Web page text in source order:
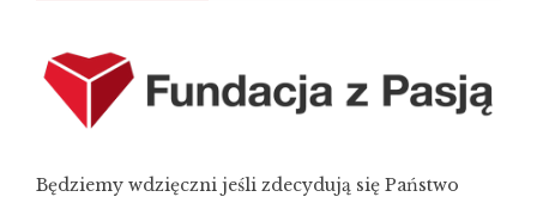
Będziemy wdzięczni jeśli zdecydują się Państwo